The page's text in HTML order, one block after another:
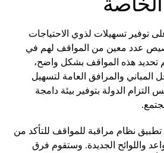
توفير تسهيلات لذوي الاحتياجات
عدد معين من المواقف لهم في
تحديد هذه المواقف بشكل واضح،
والمرافق العامة لتسهيل
التزام الدولة بتوفير بيئة دامجة
تطبيق نظام مراقبة للمواقف للتأكد من
واللوائح الجديدة. وستقوم فرق